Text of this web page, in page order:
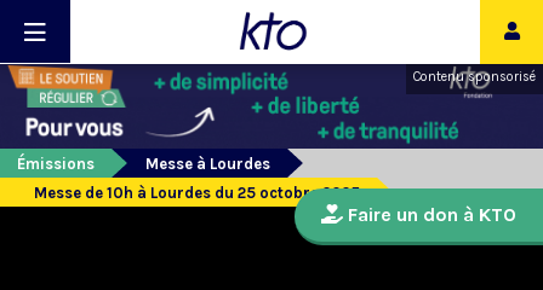
Contenu sponsorisé
Émissions
Messe à Lourdes
Messe de 10h à Lourdes du 25 octobre 2025
Faire un don à KTO